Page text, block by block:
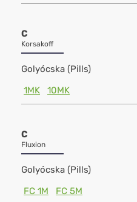
C
Korsakoff
Golyócska (Pills)
1MK
10MK
C
Fluxion
Golyócska (Pills)
FC 1M
FC 5M